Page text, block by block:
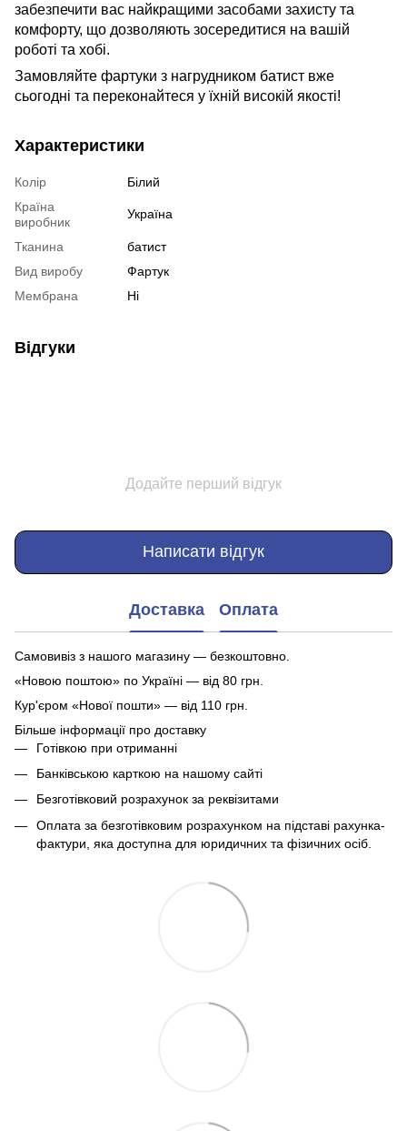
забезпечити вас найкращими засобами захисту та
комфорту, що дозволяють зосередитися на вашій
роботі та хобі.
Замовляйте фартуки з нагрудником батист вже
сьогодні та переконайтеся у їхній високій якості!
Характеристики
Колір
Білий
Країна
виробник
Україна
Тканина
батист
Вид виробу
Фартук
Мембрана
Ні
Відгуки
Додайте перший відгук
Написати відгук
Доставка Оплата
Самовивіз з нашого магазину — безкоштовно.
«Новою поштою» по Україні — від 80 грн.
Кур'єром «Нової пошти» — від 110 грн.
Більше інформації про доставку
Готівкою при отриманні
Банківською карткою на нашому сайті
Безготівковий розрахунок за реквізитами
Оплата за безготівковим розрахунком на підставі рахунка-
фактури, яка доступна для юридичних та фізичних осіб.